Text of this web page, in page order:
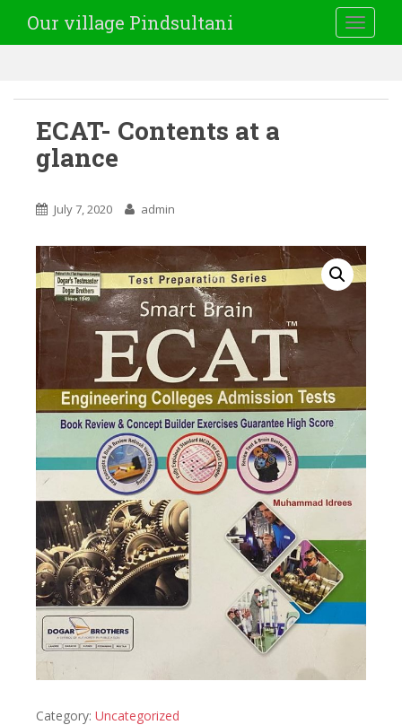
Our village Pindsultani
ECAT- Contents at a
glance
July 7, 2020 admin
Category: Uncategorized